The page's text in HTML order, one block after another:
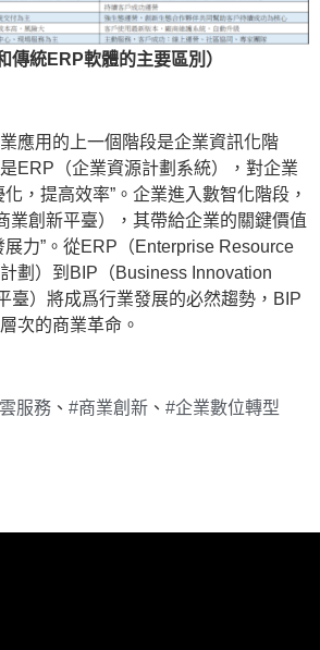
傳統ERP軟體的主要區別）
應用的上一個階段是企業資訊化階
ERP（企業資源計劃系統），對企業
，提高效率”。企業進入數智化階段，
業創新平臺），其帶給企業的關鍵價值
展力”。從ERP（Enterprise Resource
劃）到BIP（Business Innovation
臺）將成爲行業發展的必然趨勢，BIP
次的商業革命。
服務 、 #商業創新 、 #企業數位轉型